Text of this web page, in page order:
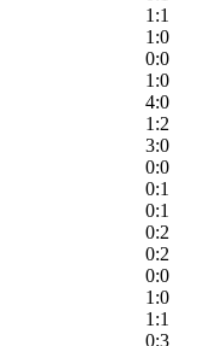
1:1
1:0
0:0
1:0
4:0
1:2
3:0
0:0
0:1
0:1
0:2
0:2
0:0
1:0
1:1
0:3